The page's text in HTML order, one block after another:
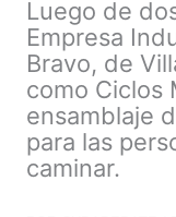
Luego de
Empresa
Bravo, de
como Ciclos
ensamblaje
para las
caminar.